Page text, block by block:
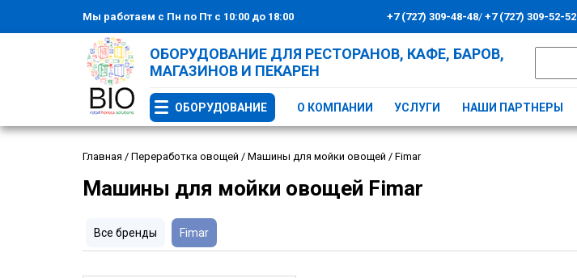
Мы работаем с Пн по Пт с 10:00 до 18:00 +7 (727) 309-48-48/+7 (727) 309-52-52
ОБОРУДОВАНИЕ ДЛЯ РЕСТОРАНОВ, КАФЕ, БАРОВ,
МАГАЗИНОВ И ПЕКАРЕН
ОБОРУДОВАНИЕ О КОМПАНИИ УСЛУГИ НАШИ ПАРТНЕРЫ
Главная / Переработка овощей / Машины для мойки овощей / Fimar
Машины для мойки овощей Fimar
Все бренды Fimar